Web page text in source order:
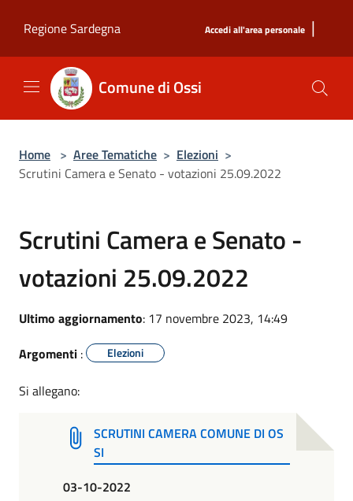
Regione Sardegna
Accedi all'area personale |
Comune di Ossi
Home > Aree Tematiche > Elezioni >
Scrutini Camera e Senato - votazioni 25.09.2022
Scrutini Camera e Senato -
votazioni 25.09.2022
Ultimo aggiornamento: 17 novembre 2023, 14:49
Argomenti : Elezioni
Si allegano:
SCRUTINI CAMERA COMUNE DI OS
SI
03-10-2022